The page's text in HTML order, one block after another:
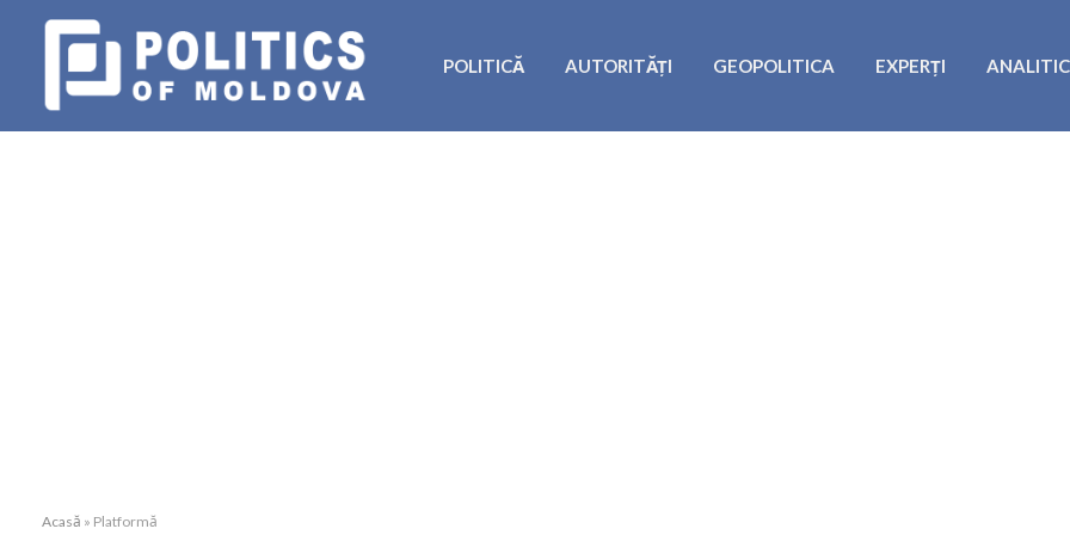
POLITICĂ AUTORITĂȚI GEOPOLITICA EXPERȚI
Acasă » Platformă